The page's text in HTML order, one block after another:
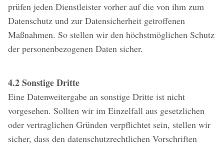
prüfen jeden Dienstleister vorher auf die von ihm zum
Datenschutz und zur Datensicherheit getroffenen
Maßnahmen. So stellen wir den höchstmöglichen Schutz
der personenbezogenen Daten sicher.
4.2 Sonstige Dritte
Eine Datenweitergabe an sonstige Dritte ist nicht
vorgesehen. Sollten wir im Einzelfall aus gesetzlichen
oder vertraglichen Gründen verpflichtet sein, stellen wir
sicher, dass den datenschutzrechtlichen Vorschriften